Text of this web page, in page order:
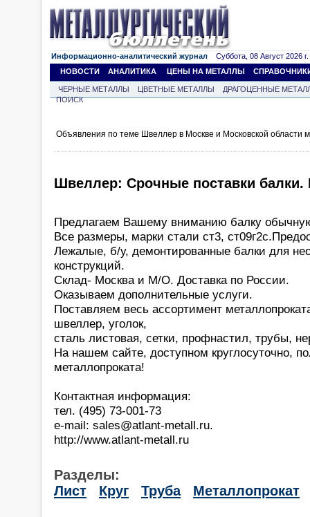
Информационно-аналитический журнал Суббота, 08 Август 2026 г.
НОВОСТИ
АНАЛИТИКА ЦЕНЫ НА МЕТАЛЛЫ
ЧЕРНЫЕ МЕТАЛЛЫ ЦВЕТНЫЕ МЕТАЛЛЫ
ДРАГОЦЕННЫЕ
ПОИСК
Объявления по теме Швеллер в Москве и Московской области
Швеллер: Срочные поставки
Предлагаем Вашему вниманию балку
Все размеры, марки стали ст3,
Лежалые, б/у, демонтированные балки для
конструкций.
Склад- Москва и М/О. Доставка по России.
Оказываем дополнительные услуги.
Поставляем весь ассортимент
швеллер, уголок,
сталь листовая, сетки, профнастил, трубы,
На нашем сайте, доступном круглосуточно,
металлопроката!
Контактная информация:
тел. (495) 73-001-73
e-mail: sales@atlant-metall.ru.
http://www.atlant-metall.ru
Разделы:
Лист
Круг Труба Металлопрокат